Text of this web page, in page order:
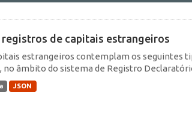
registros de capitais estrangeiros
estrangeiros contemplam os seguintes
no âmbito do sistema de Registro
JSON